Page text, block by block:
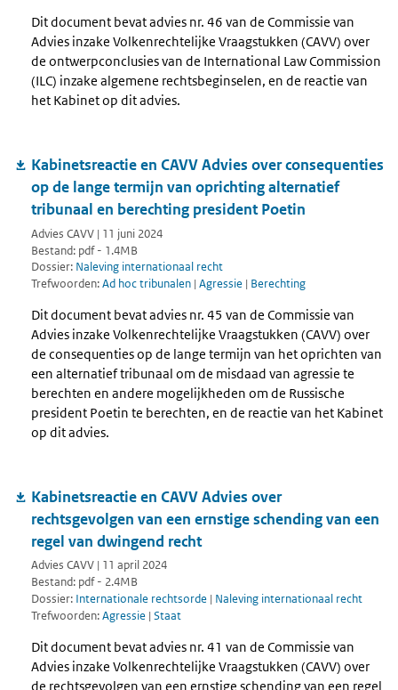
Dit document bevat advies nr. 46 van de Commissie van
Advies inzake Volkenrechtelijke Vraagstukken (CAVV) over
de ontwerpconclusies van de International Law Commission
(ILC) inzake algemene rechtsbeginselen, en de reactie van
het Kabinet op dit advies.
Kabinetsreactie en CAVV Advies over consequenties
op de lange termijn van oprichting alternatief
tribunaal en berechting president Poetin
Advies CAVV | 11 juni 2024
Bestand: pdf - 1.4MB
Dossier: Naleving internationaal recht
Trefwoorden:Ad hoc tribunalen | Agressie | Berechting
Dit document bevat advies nr. 45 van de Commissie van
Advies inzake Volkenrechtelijke Vraagstukken (CAVV) over
de consequenties op de lange termijn van het oprichten van
een alternatief tribunaal om de misdaad van agressie te
berechten en andere mogelijkheden om de Russische
president Poetin te berechten, en de reactie van het Kabinet
op dit advies.
Kabinetsreactie en CAVV Advies over
rechtsgevolgen van een ernstige schending van een
regel van dwingend recht
Advies CAVV | 11 april 2024
Bestand: pdf - 2.4MB
Dossier: Internationale rechtsorde | Naleving internationaal recht
Trefwoorden:Agressie | Staat
Dit document bevat advies nr. 41 van de Commissie van
Advies inzake Volkenrechtelijke Vraagstukken (CAVV) over
de rechtsgevolgen van een ernstige schending van een regel